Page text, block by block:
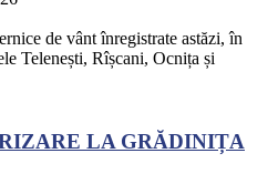
de vânt înregistrate astăzi, în
Telenești, Rîșcani, Ocnița și
LA GRĂDINIȚA